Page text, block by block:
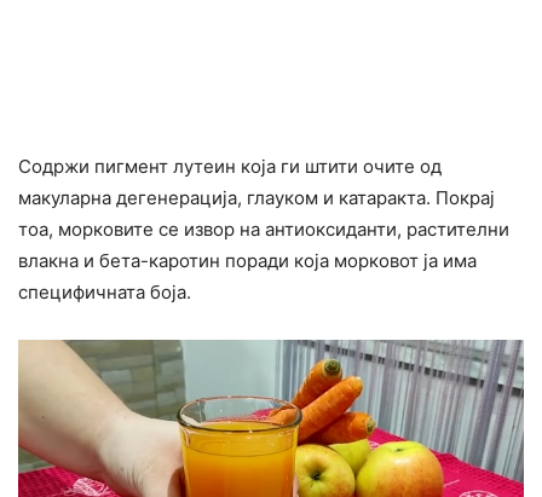
Содржи пигмент лутеин која ги штити очите од
макуларна дегенерација, глауком и катаракта. Покрај
тоа, морковите се извор на антиоксиданти, растителни
влакна и бета-каротин поради која морковот ја има
специфичната боја.